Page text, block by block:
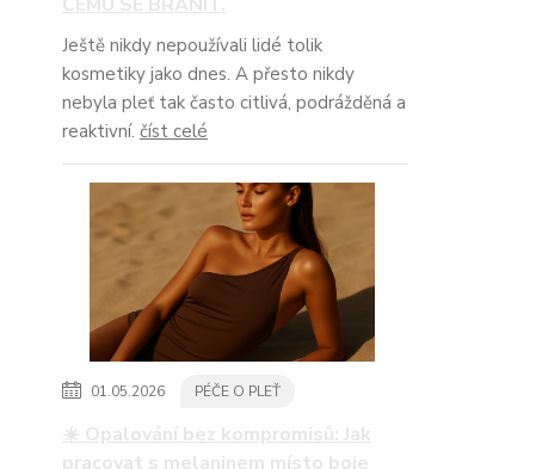
Ještě nikdy nepoužívali lidé tolik
kosmetiky jako dnes. A přesto nikdy
nebyla pleť tak často citlivá, podrážděná a
reaktivní. číst celé
01.05.2026 PÉČE O PLEŤ
☀️ Opalování bez kompromisů: Jak
pracovat s melaninem místo boje